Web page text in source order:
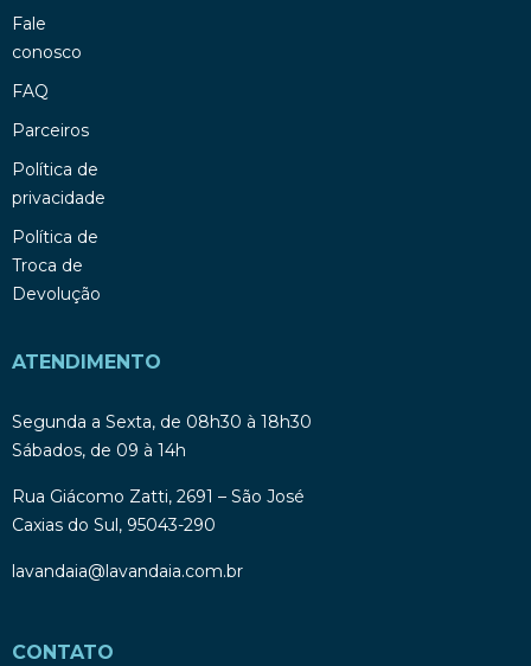
Fale
conosco
FAQ
Parceiros
Política de
privacidade
Política de
Troca de
Devolução
ATENDIMENTO
Segunda a Sexta, de 08h30 à 18h30
Sábados, de 09 à 14h
Rua Giácomo Zatti, 2691 – São José
Caxias do Sul, 95043-290
lavandaia@lavandaia.com.br
CONTATO